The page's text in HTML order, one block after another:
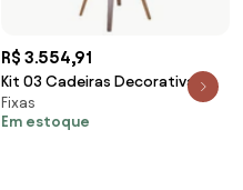
R$ 3.554,91
Kit 03 Cadeiras Decorativas
para Escritório Recepção
Ohana Fixa Linho Bege G56 -
Fixas
Em estoque